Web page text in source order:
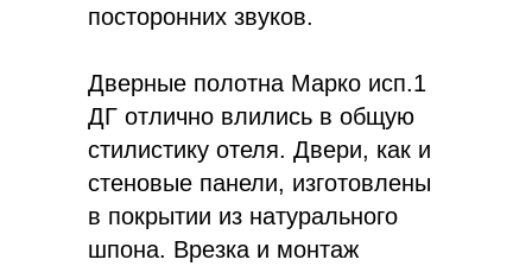
посторонних звуков.
Дверные полотна Марко исп.1
ДГ отлично влились в общую
стилистику отеля. Двери, как и
стеновые панели, изготовлены
в покрытии из натурального
шпона. Врезка и монтаж